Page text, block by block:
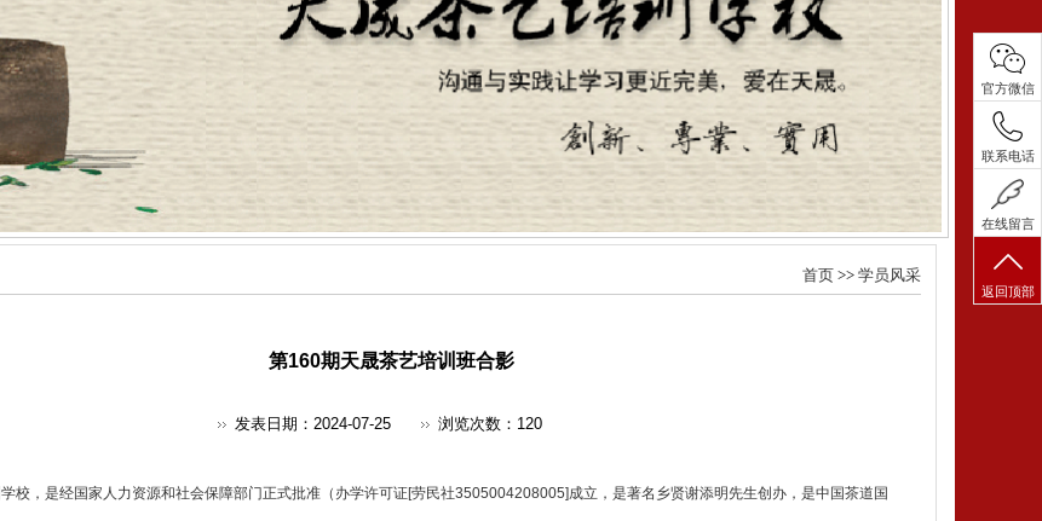
首页>> 学员风采
第160期天晟茶艺培训班合影
发表日期：2024-07-25 浏览次数： 120
学校，是经国家人力资源和社会保障部门正式批准（办学许可证[劳民社3505004208005]成立，是著名乡贤谢添明先生创办，是中国茶道国
官方微信
联系电话
在线留言
返回顶部